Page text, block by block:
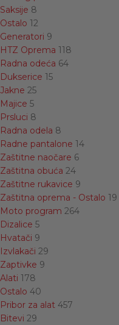
Saksije 8
Ostalo 12
Generatori 9
HTZ Oprema 118
Radna odeća 64
Dukserice 15
Jakne 25
Majice 5
Prsluci 8
Radna odela 8
Radne pantalone 14
Zaštitne naočare 6
Zaštitna obuća 24
Zaštitne rukavice 9
Zaštitna oprema - Ostalo 19
Moto program 264
Dizalice 5
Hvatači 9
Izvlakači 29
Zaptivke 9
Alati 178
Ostalo 40
Pribor za alat 457
Bitevi 29